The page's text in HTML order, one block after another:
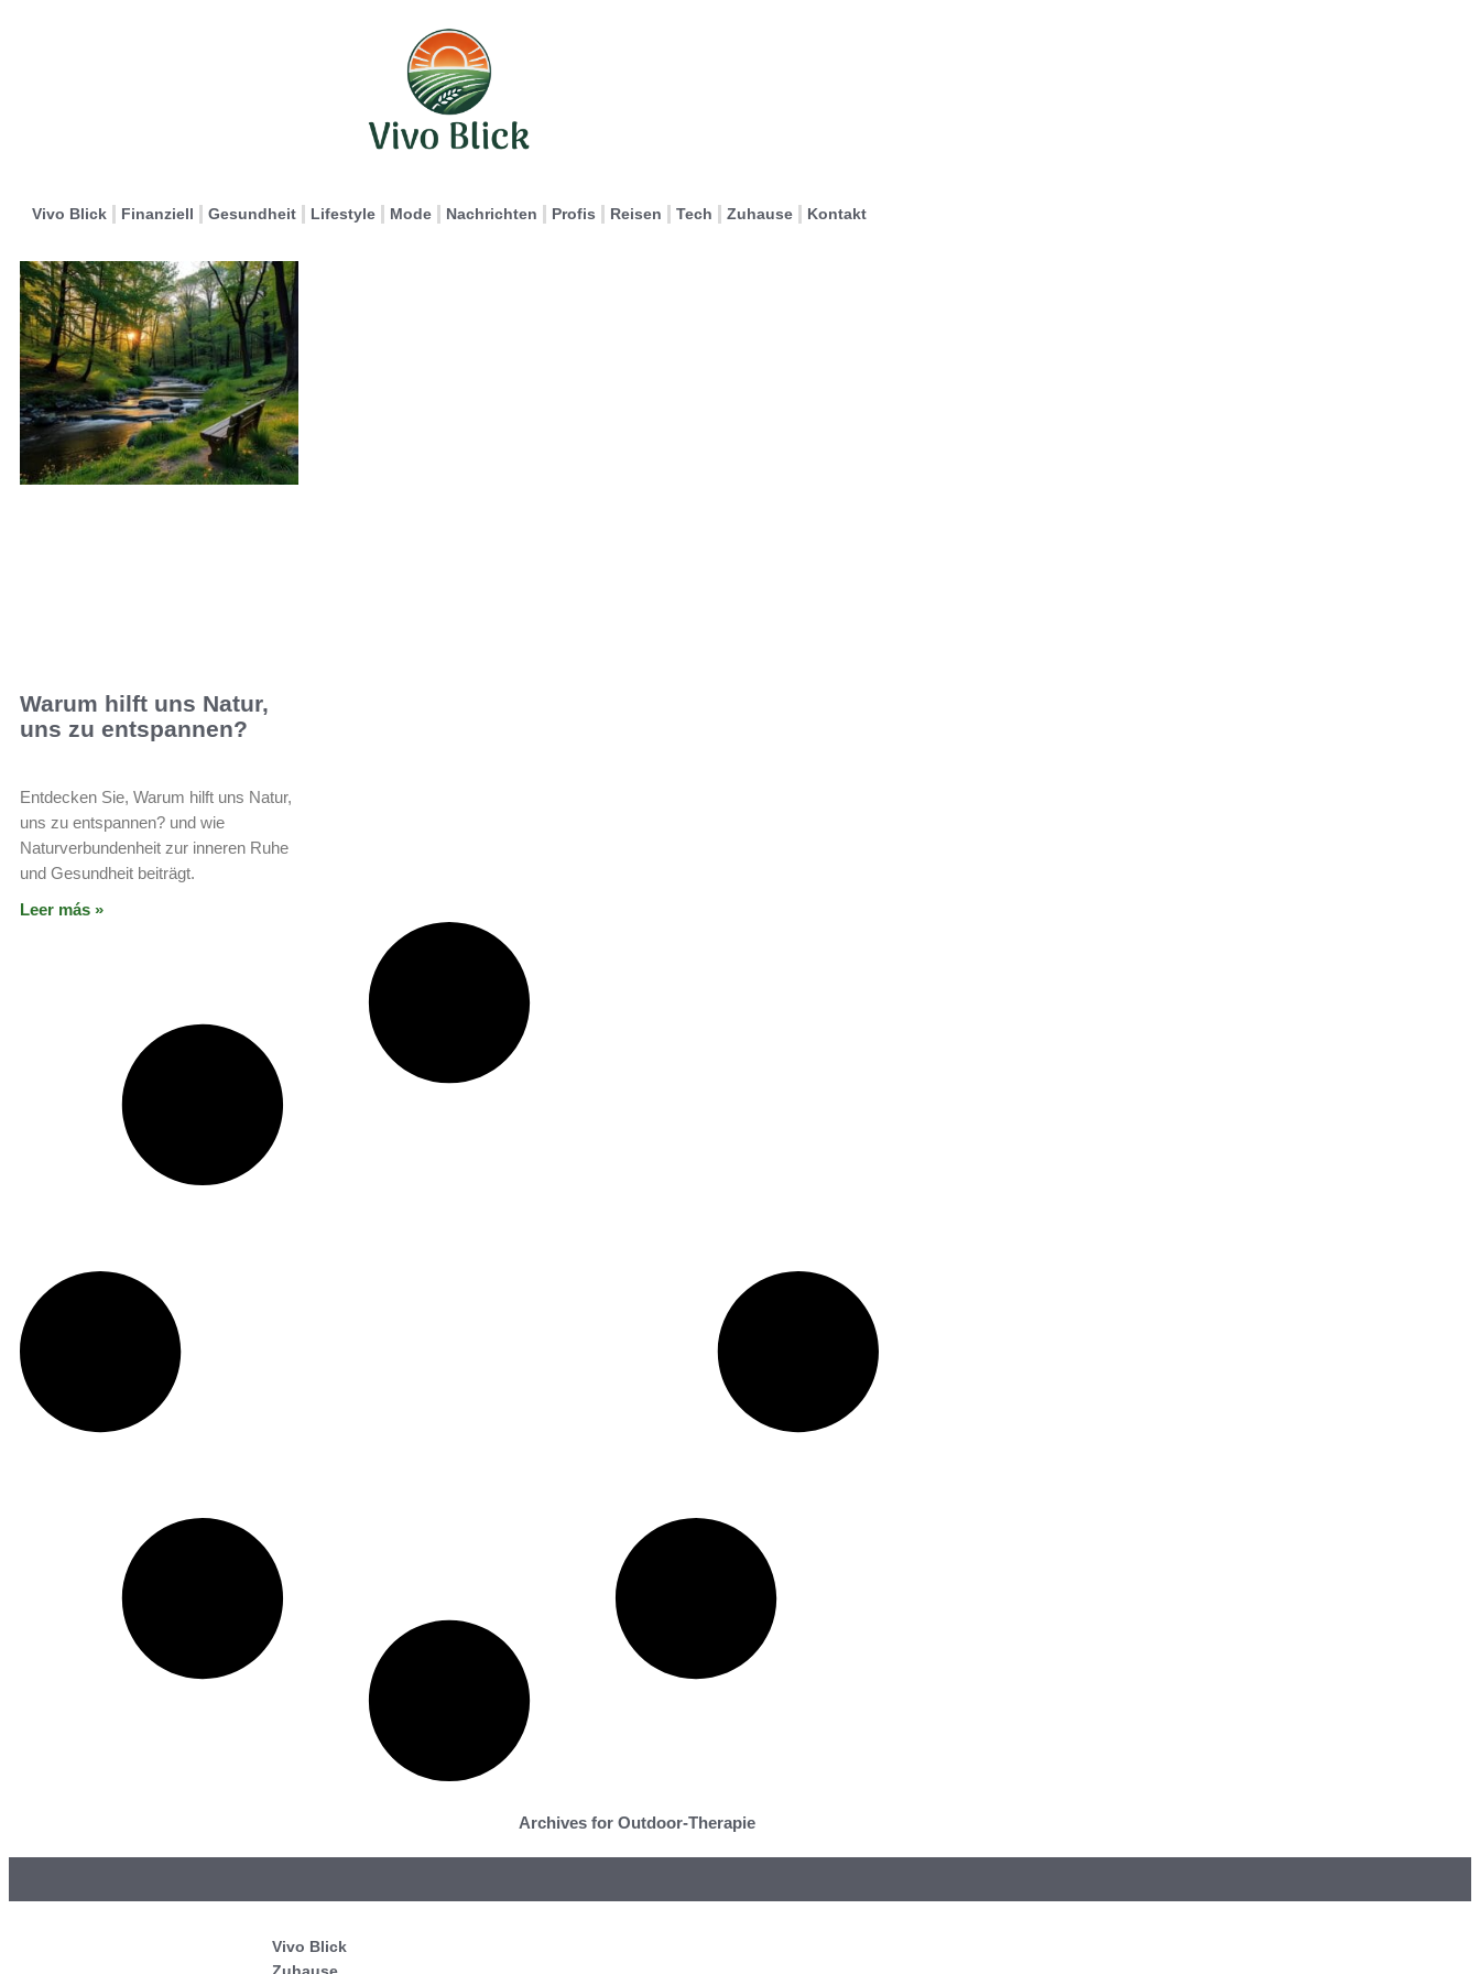
Vivo Blick Finanziell Gesundheit Lifestyle Mode Nachrichten Profis Reisen Tech Zuhause Kontakt
Warum hilft uns Natur,
uns zu entspannen?
Entdecken Sie, Warum hilft uns Natur,
uns zu entspannen? und wie
Naturverbundenheit zur inneren Ruhe
und Gesundheit beiträgt.
Leer más »
Archives for Outdoor-Therapie
Vivo Blick